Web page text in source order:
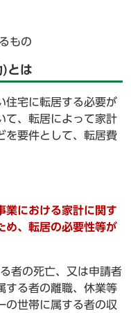
もの
)とは
住宅に転居する必要が
て、転居によって家計
を要件として、転居費
業における家計に関す
め、転居の必要性等が
者の死亡、又は申請者
する者の離職、休業等
の世帯に属する者の収